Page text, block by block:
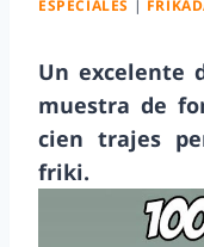
ESPECIALES |
Un excelente
muestra de
cien trajes
friki.